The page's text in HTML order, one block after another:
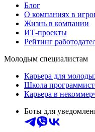
Блог
О компаниях в
Жизнь в компании
ИТ-проекты
Рейтинг
Молодым специалистам
Карьера для
Школа
Карьера в
Боты для